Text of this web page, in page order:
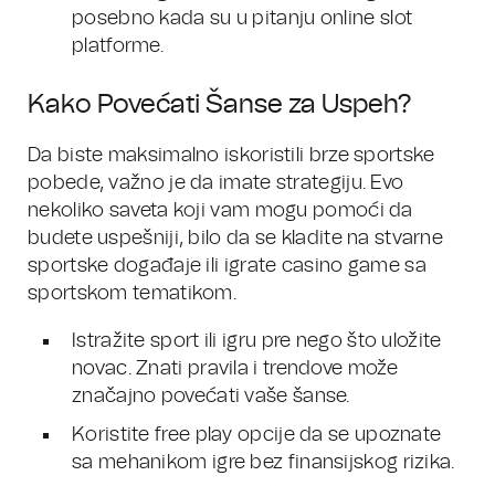
posebno kada su u pitanju online slot
platforme.
Kako Povećati Šanse za Uspeh?
Da biste maksimalno iskoristili brze sportske
pobede, važno je da imate strategiju. Evo
nekoliko saveta koji vam mogu pomoći da
budete uspešniji, bilo da se kladite na stvarne
sportske događaje ili igrate casino game sa
sportskom tematikom.
Istražite sport ili igru pre nego što uložite
novac. Znati pravila i trendove može
značajno povećati vaše šanse.
Koristite free play opcije da se upoznate
sa mehanikom igre bez finansijskog rizika.